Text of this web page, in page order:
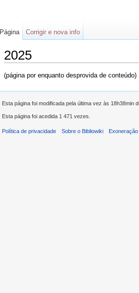
2025
(página por enquanto desprovida de conteúdo)
Página Corrigir e nova info
Esta página foi modificada pela última vez às 18h38min
Esta página foi acedida 1 471 vezes.
Política de privacidade Sobre o Bibliowiki